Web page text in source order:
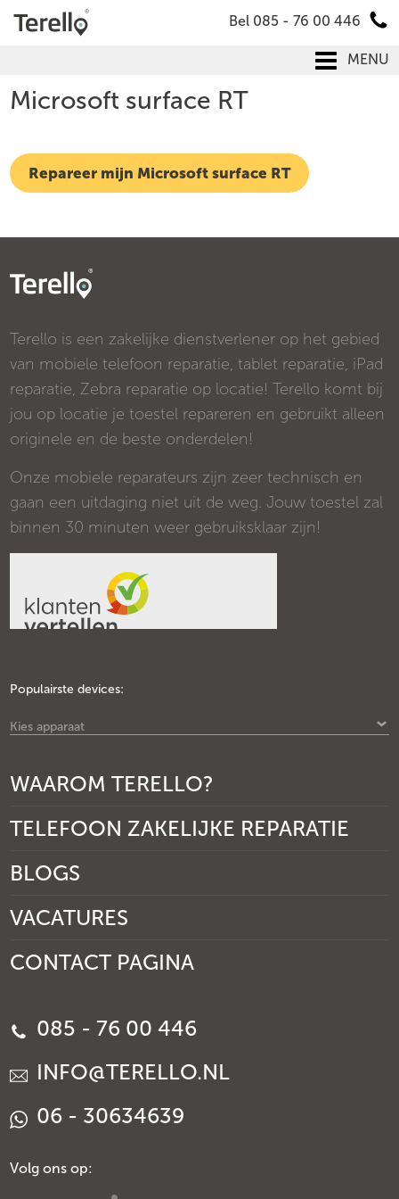
Bel 085 - 76 00 446
MENU
Microsoft surface RT
Repareer mijn Microsoft surface RT
Terello is een zakelijke dienstverlener op het gebied
van mobiele telefoon reparatie, tablet reparatie, iPad
reparatie, Zebra reparatie op locatie! Terello komt bij
jou op locatie je toestel repareren en gebruikt alleen
originele en de beste onderdelen!
Onze mobiele reparateurs zijn zeer technisch en
gaan een uitdaging niet uit de weg. Jouw toestel zal
binnen 30 minuten weer gebruiksklaar zijn!
Populairste devices:
Kies apparaat
WAAROM TERELLO?
TELEFOON ZAKELIJKE REPARATIE
BLOGS
VACATURES
CONTACT PAGINA
085 - 76 00 446
INFO@TERELLO.NL
06 - 30634639
Volg ons op: